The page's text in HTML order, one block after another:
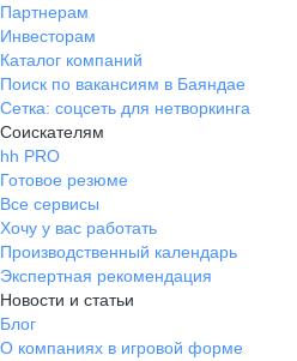
Партнерам
Инвесторам
Каталог компаний
Поиск по вакансиям в Баяндае
Сетка: соцсеть для нетворкинга
Соискателям
hh PRO
Готовое резюме
Все сервисы
Хочу у вас работать
Производственный календарь
Экспертная рекомендация
Новости и статьи
Блог
О компаниях в игровой форме